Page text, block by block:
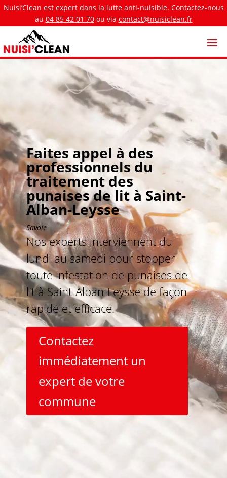
Nuisi’Clean est expert dans la lutte anti-nuisible. Contactez-nous
au 04 85 42 01 70ou via contact@nuisiclean.fr
Faites appel à des
professionnels du
traitement des
punaises de lit à Saint-
Alban-Leysse
Savoie
Nos experts interviennent du
lundi au samedi pour stopper
toute infestation de punaises de
lit à Saint-Alban-Leysse de façon
rapide et efficace.
Contactez
immédiatement un
expert de votre
commune